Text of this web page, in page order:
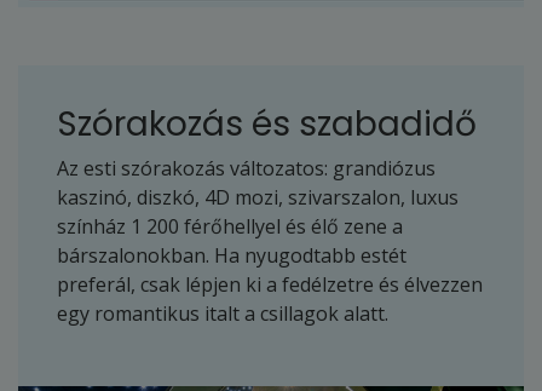
Szórakozás és szabadidő
Az esti szórakozás változatos: grandiózus
kaszinó, diszkó, 4D mozi, szivarszalon, luxus
színház 1 200 férőhellyel és élő zene a
bárszalonokban. Ha nyugodtabb estét
preferál, csak lépjen ki a fedélzetre és élvezzen
egy romantikus italt a csillagok alatt.